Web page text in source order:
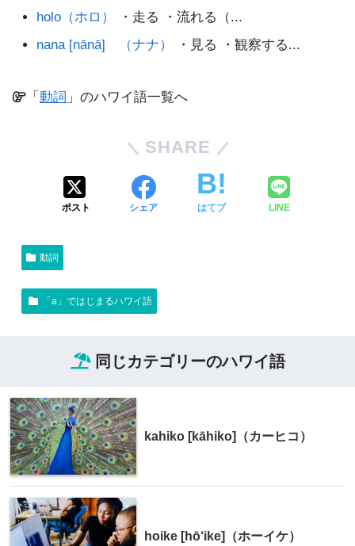
holo（ホロ）
・走る ・流れる（...
nana [nānā] （ナナ）
・見る ・観察する...
「 動詞 」のハワイ語一覧へ
SHARE
ポスト シェア はてブ LINE
動詞
「a」ではじまるハワイ語
同じカテゴリーのハワイ語
kahiko [kāhiko]（カーヒコ）
hoike [hō‘ike]（ホーイケ）